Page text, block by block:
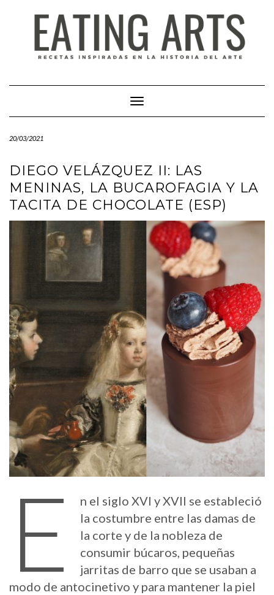
Cambiar modo de navegación
20/03/2021
DIEGO VELÁZQUEZ II: LAS
MENINAS, LA BUCAROFAGIA Y LA
TACITA DE CHOCOLATE (ESP)
E
n el siglo XVI y XVII se estableció
la costumbre entre las damas de
la corte y de la nobleza de
consumir búcaros, pequeñas
jarritas de barro que se usaban a
modo de antocinetivo y para mantener la piel